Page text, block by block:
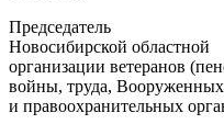
Председатель
Новосибирской областной
организации ветеранов
войны, труда,
и правоохранительных